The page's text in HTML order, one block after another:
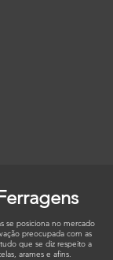
se posiciona no mercado
preocupada com as
que se diz respeito a
arames e afins.